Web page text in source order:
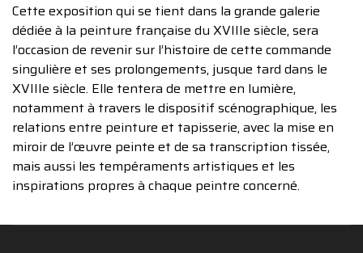
Cette exposition qui se tient dans la grande galerie
dédiée à la peinture française du XVIIIe siècle, sera
l’occasion de revenir sur l’histoire de cette commande
singulière et ses prolongements, jusque tard dans le
XVIIIe siècle. Elle tentera de mettre en lumière,
notamment à travers le dispositif scénographique, les
relations entre peinture et tapisserie, avec la mise en
miroir de l’œuvre peinte et de sa transcription tissée,
mais aussi les tempéraments artistiques et les
inspirations propres à chaque peintre concerné.